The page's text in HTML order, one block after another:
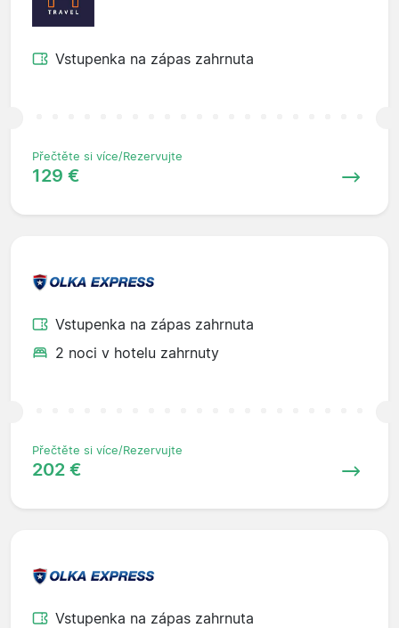
Vstupenka na zápas zahrnuta
Přečtěte si více/Rezervujte
129 €
Vstupenka na zápas zahrnuta
2 noci v hotelu zahrnuty
Přečtěte si více/Rezervujte
202 €
Vstupenka na zápas zahrnuta